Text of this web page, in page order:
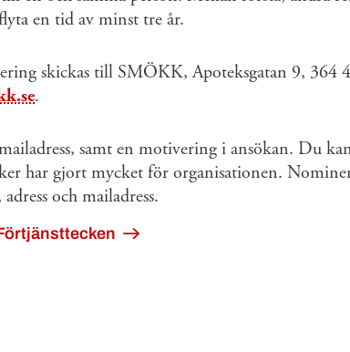
en tid av minst tre år.
skickas till SMÖKK, Apoteksgatan 9, 364
.
samt en motivering i ansökan. Du
har gjort mycket för organisationen.
och mailadress.